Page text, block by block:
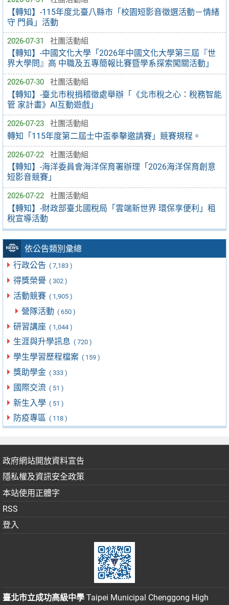
【轉知】-115年度北臺八縣市「校園短影音徵選活動－情緒
守 門員」活動
2026-07-31 社團活動組
【轉知】-中國文化大學「2026年中國文化大學第三屆『世
界大學問』高 中職及五專簡報比賽暨學系探索闖關活動」
2026-07-30 社團活動組
【轉知】-臺北市稅捐稽徵處舉辦「《北市稅之心：稅務智能
管 家計畫》AI互動遊戲」
2026-07-23 社團活動組
轉知「115年度第二屆士中盃拳擊邀請賽」競賽規程。
2026-07-22 社團活動組
【轉知】-海洋委員會海洋保育署辦理「2026海洋保育創意
短影音競賽」
2026-07-22 社團活動組
【轉知】-財政部臺北國稅局「雲端新世界 環保享便利」租
稅宣導活動
依公告類別彙總
行政公告 ( 7,183 )
得獎榮譽 ( 302 )
活動競賽 ( 1,905 )
營隊活動 ( 650 )
研習講座 ( 1,044 )
生涯與升學訊息 ( 720 )
學生學習歷程檔案 ( 159 )
獎助學金 ( 333 )
國際交流 ( 51 )
新生入學 ( 51 )
防疫專區 ( 118 )
政府網站開放資料宣告
隱私權及資訊安全政策
本站使用正體字
RSS
登入
臺北市立成功高級中學 Taipei Municipal Chenggong High